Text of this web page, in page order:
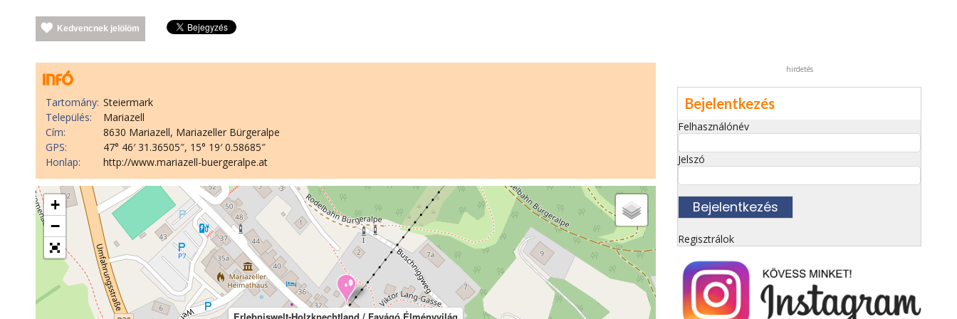
Kedvencnek jelölöm
Tartomány: Steiermark
Település:
Mariazell
Cím:
8630 Mariazell, Mariazeller Bürgeralpe
GPS:
47° 46′ 31.36505″, 15° 19′ 0.58685″
Honlap:
http://www.mariazell-buergeralpe.at
Erlebniswelt-Holzknechtland / Favágó Élményvilág
+
−
hirdetés
Bejelentkezés
Felhasználónév
Jelszó
Regisztrálok